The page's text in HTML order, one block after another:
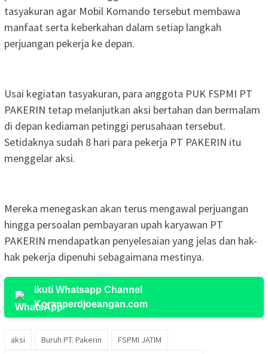
tasyakuran agar Mobil Komando tersebut membawa
manfaat serta keberkahan dalam setiap langkah
perjuangan pekerja ke depan.
Usai kegiatan tasyakuran, para anggota PUK FSPMI PT
PAKERIN tetap melanjutkan aksi bertahan dan bermalam
di depan kediaman petinggi perusahaan tersebut.
Setidaknya sudah 8 hari para pekerja PT PAKERIN itu
menggelar aksi.
Mereka menegaskan akan terus mengawal perjuangan
hingga persoalan pembayaran upah karyawan PT
PAKERIN mendapatkan penyelesaian yang jelas dan hak-
hak pekerja dipenuhi sebagaimana mestinya.
Ikuti Whatsapp Channel
Koranperdjoeangan.com
aksi Buruh PT. Pakerin
FSPMI JATIM